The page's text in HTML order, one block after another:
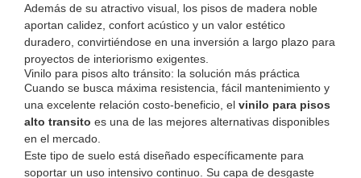
Además de su atractivo visual, los pisos de madera noble
aportan calidez, confort acústico y un valor estético
duradero, convirtiéndose en una inversión a largo plazo para
proyectos de interiorismo exigentes.
Vinilo para pisos alto tránsito: la solución más práctica
Cuando se busca máxima resistencia, fácil mantenimiento y
una excelente relación costo-beneficio, elvinilo para pisos
alto transito es una de las mejores alternativas disponibles
en el mercado.
Este tipo de suelo está diseñado específicamente para
soportar un uso intensivo continuo. Su capa de desgaste